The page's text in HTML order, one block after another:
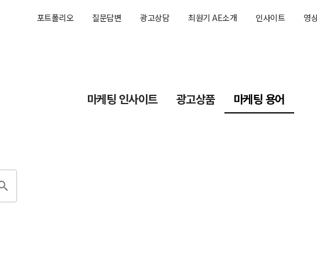
포트폴리오 질문답변 광고상담 최원기 AE소개 인사이트 영
마케팅 인사이트 광고상품 마케팅 용어